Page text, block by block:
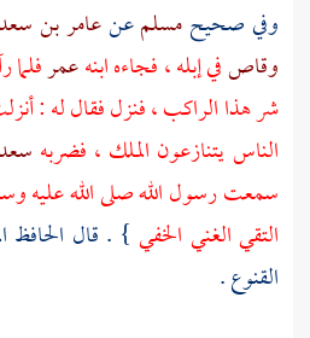
وفي صحيحمسلمعنعامر بن
وقاصفي إبله ، فجاءه ابنهعمرفلما
شر هذا الراكب ، فنزل فقال له :
الناس يتنازعون الملك ، فضربه
سمعت رسول الله صلى الله عليه
التقي الغني الخفي } . قال الحافظ
القنوع .